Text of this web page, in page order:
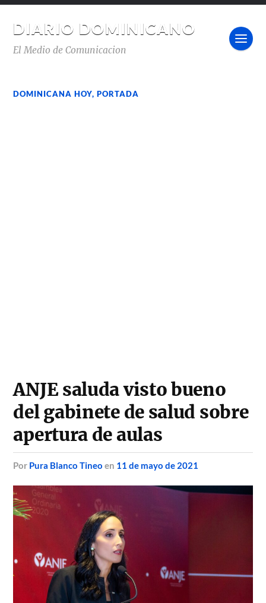
DIARIO DOMINICANO
El Medio de Comunicacion
DOMINICANA HOY,PORTADA
ANJE saluda visto bueno
del gabinete de salud sobre
apertura de aulas
por Pura Blanco Tineo en 11 de mayo de 2021